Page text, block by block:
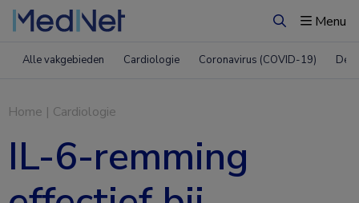
ZoekenMenu
Alle vakgebieden Cardiologie Coronavirus (COVID-19)
Home | Cardiologie
IL-6-remming